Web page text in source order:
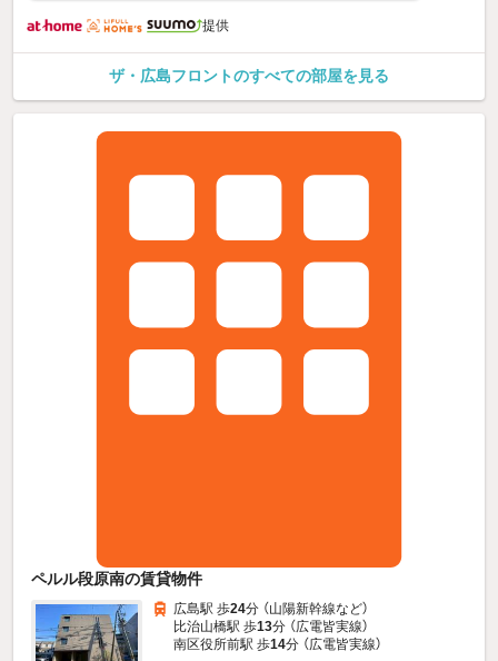
提供
ザ・広島フロントのすべての部屋を見る
ペルル段原南の賃貸物件
広島駅 歩24分 （山陽新幹線など）
比治山橋駅 歩13分 （広電皆実線）
南区役所前駅 歩14分 （広電皆実線）